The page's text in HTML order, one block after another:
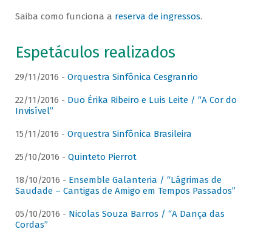
Saiba como funciona a reserva de ingressos.
Espetáculos realizados
29/11/2016 - Orquestra Sinfônica Cesgranrio
22/11/2016 - Duo Érika Ribeiro e Luis Leite / “A Cor do
Invisível”
15/11/2016 - Orquestra Sinfônica Brasileira
25/10/2016 - Quinteto Pierrot
18/10/2016 - Ensemble Galanteria / “Lágrimas de
Saudade – Cantigas de Amigo em Tempos Passados”
05/10/2016 - Nicolas Souza Barros / “A Dança das
Cordas”